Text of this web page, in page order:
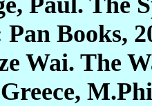
Books,
Wai. The